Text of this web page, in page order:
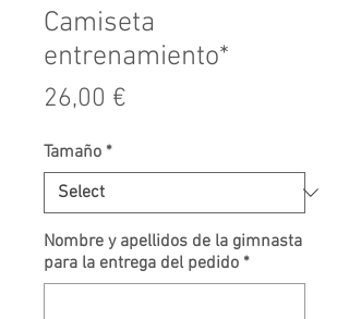
Camiseta
entrenamiento*
26,00 €
Tamaño *
Nombre y apellidos de la gimnasta
para la entrega del pedido *